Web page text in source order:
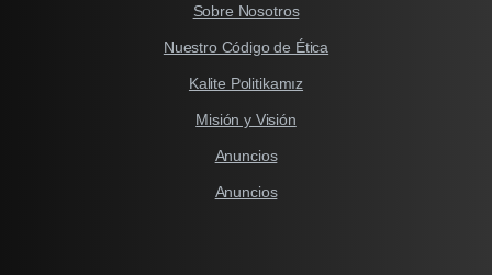
Sobre Nosotros
Nuestro Código de Ética
Kalite Politikamız
Misión y Visión
Anuncios
Anuncios